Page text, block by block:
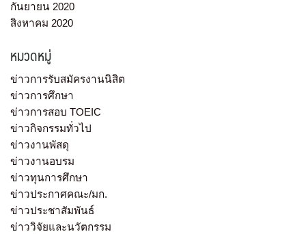
กันยายน 2020
สิงหาคม 2020
หมวดหมู่
ข่าวการรับสมัครงานนิสิต
ข่าวการศึกษา
ข่าวการสอบ TOEIC
ข่าวกิจกรรมทั่วไป
ข่าวงานพัสดุ
ข่าวงานอบรม
ข่าวทุนการศึกษา
ข่าวประกาศคณะ/มก.
ข่าวประชาสัมพันธ์
ข่าววิจัยและนวัตกรรม